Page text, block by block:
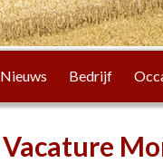
Nieuws Bedrijf
Vacature